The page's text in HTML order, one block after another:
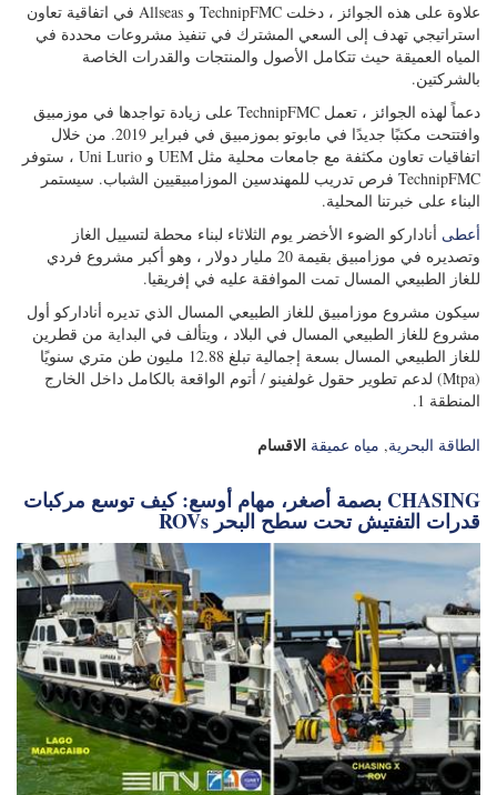
علاوة على هذه الجوائز ، دخلت TechnipFMC و Allseas في اتفاقية تعاون
استراتيجي تهدف إلى السعي المشترك في تنفيذ مشروعات محددة في
المياه العميقة حيث تتكامل الأصول والمنتجات والقدرات الخاصة
بالشركتين.
دعماً لهذه الجوائز ، تعمل TechnipFMC على زيادة تواجدها في موزمبيق
وافتتحت مكتبًا جديدًا في مابوتو بموزمبيق في فبراير 2019. من خلال
اتفاقيات تعاون مكثفة مع جامعات محلية مثل UEM و Uni Lurio ، ستوفر
TechnipFMC فرص تدريب للمهندسين الموزامبيقيين الشباب. سيستمر
البناء على خبرتنا المحلية.
أعطى أناداركو الضوء الأخضر يوم الثلاثاء لبناء محطة لتسييل الغاز
وتصديره في موزامبيق بقيمة 20 مليار دولار ، وهو أكبر مشروع فردي
للغاز الطبيعي المسال تمت الموافقة عليه في إفريقيا.
سيكون مشروع موزامبيق للغاز الطبيعي المسال الذي تديره أناداركو أول
مشروع للغاز الطبيعي المسال في البلاد ، ويتألف في البداية من قطرين
للغاز الطبيعي المسال بسعة إجمالية تبلغ 12.88 مليون طن متري سنويًا
(Mtpa) لدعم تطوير حقول غولفينو / أتوم الواقعة بالكامل داخل الخارج
المنطقة 1.
الطاقة البحرية, مياه عميقة الاقسام
بصمة أصغر، مهام أوسع: كيف توسع مركبات CHASING
ROVs قدرات التفتيش تحت سطح البحر